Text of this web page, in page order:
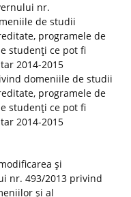
nr.
de studii
programele de
studenţi ce pot fi
2014-2015
domeniile de studii
programele de
studenţi ce pot fi
2014-2015
şi
nr. 493/2013 privind
şi al